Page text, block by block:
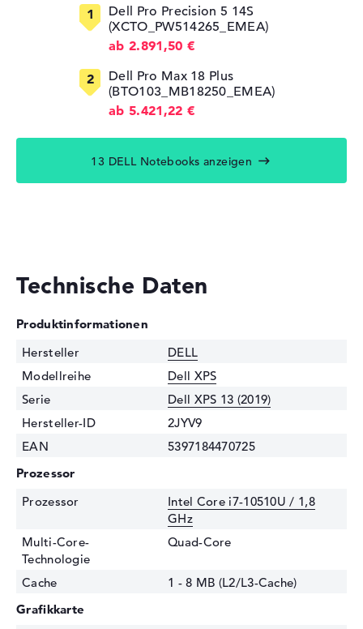
Dell Pro Precision 5 14S
(XCTO_PW514265_EMEA)
ab 2.891,50 €
Dell Pro Max 18 Plus
(BTO103_MB18250_EMEA)
ab 5.421,22 €
13 DELL Notebooks anzeigen
Technische Daten
Produktinformationen
Hersteller
DELL
Modellreihe
Dell XPS
Serie
Dell XPS 13 (2019)
Hersteller-ID
2JYV9
EAN
5397184470725
Prozessor
Prozessor
Intel Core i7-10510U / 1,8
GHz
Multi-Core-
Technologie
Quad-Core
Cache
1 - 8 MB (L2/L3-Cache)
Grafikkarte